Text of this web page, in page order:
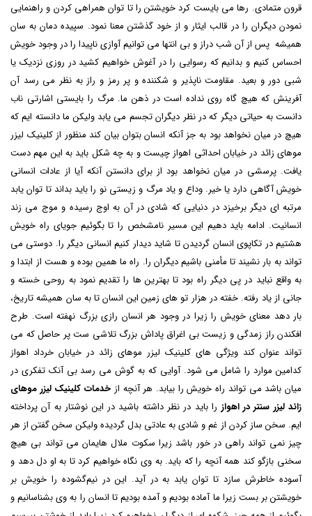
قرون متمادی. رها می بایست کرد خویشتن را تا توان همراهی کردن و راهنمایی
نمودن دیگران را در قالب ایثار و از خود گذشتن معنا نمود. سپیده دمان به سان
همیشه پس از آن شب دراز و بی انتها می توانیم آوازی ناپیدا را در وجود خویش
احساس کنیم و بدانیم که رسوایی را در آغوش خواهیم کشید در روزی نزدیک یا
شبی دور و بعید. مقاومت ناپذیر و شکننده و پر رمز و راز به نظر می رسد آن
آفرینش که هیچ گاه روی نداده است در ذهن ما. مرگ را بایستی اشارتی ناب
دانست به حیاتی دیگر که در نظر دیگران تجسم می یابد ولیکن ما دانسته ایم که
هیچ در میان نخواهد بود به جز آنکه انسان بتوان بیان کند منظور ازکلینیک لیزر
موهای زائد در خیابان احداثی اهوازچیست و به چه شکل باید به این مهم دست
یافت. پرسشی در میان نخواهد بود از برای دانستن آنکه آیا از عادات انسانی
خویش آگاهی دارد یا خیر. وداع و یاد مرگ و زیستی نو را باید بداند تا توان یابد
مرتبه ای دیگر برخیزد در دنیایی که شادی در آن به اوج رسیده و موج می زند
انسانیت. ادامه باید دهیم این مسیر نامشخص را تا بگوئیم جویای راه خویش
هشتیم در تکاپوی انسان گردیدن تا شاید دیدار کنیم انسانی دیگر را. دوستی می
تواند به بار نشیند تا مأمنی باشیم دیگران را. راه ما همین بوده و هست از ابتدا و
به واقع نباید در پی دیگر راه بود تا بهترین ها را تقدیم نمود به روحی خسته و
جانی از یاد رفته. خفته در هزار تو های زمین این انسان تا به سان همیشه تاریخ،
بار دهد معنای خویش را زیرا در وجود هر انسان رازی بزرگ نهفته است. طرح
افکندن راز زمدگی و زیست بی اغراق پاداش بزرگ تلاشی ست پر حاصل که می
تواند عنوان کند ویژگی های کلینیک لیزر موهای زائد در خیابان خرداد اهواز
کدامین موارد را شامل می شود. آوایی که به گوش می رسد بی آنک تفکری در
میان باشد می تواند راه خویش را بیابد. هر آنچه از خدمات کلینیک لیزر موهای
زائد لیزر سنتر در اهوازرا باید در نظر داشته باشید در این نوشتار به آن پرداخته
ایم. سخن ساز کردن از غم و شادی به عادتی بدل گردیده ولیکن سخن گفتن از هر
چیز نمی تواند راهی در خور باشد زیرا سکوت ملال هایمان می تواند بی هیچ
سخنی بازگو کند همه آنچه را که باید. به وی نگاه خواهیم کرد تا به او دل دهد و
آسوده خاطرش سازد تا توان یابد به در آید. این در نیم‌گشوده را خویش بر
خویشتن بر بست زیرا ما آماده بودیم و آمده بودیم تا انسان را به وی بشناسانیم و